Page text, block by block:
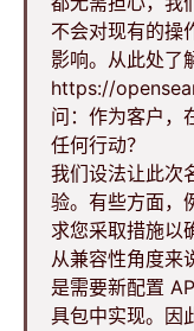
不会对现有的操
影响。从此处了
https://
问：作为客户，
任何行动？
我们设法让此次
验。有些方面，
求您采取措施以
从兼容性角度来
是需要新配置
具包中实现。因